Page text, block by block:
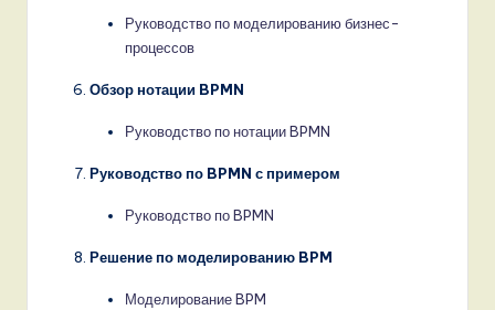
Руководство по моделированию бизнес-
процессов
Обзор нотации BPMN
Руководство по нотации BPMN
Руководство по BPMN с примером
Руководство по BPMN
Решение по моделированию BPM
Моделирование BPM